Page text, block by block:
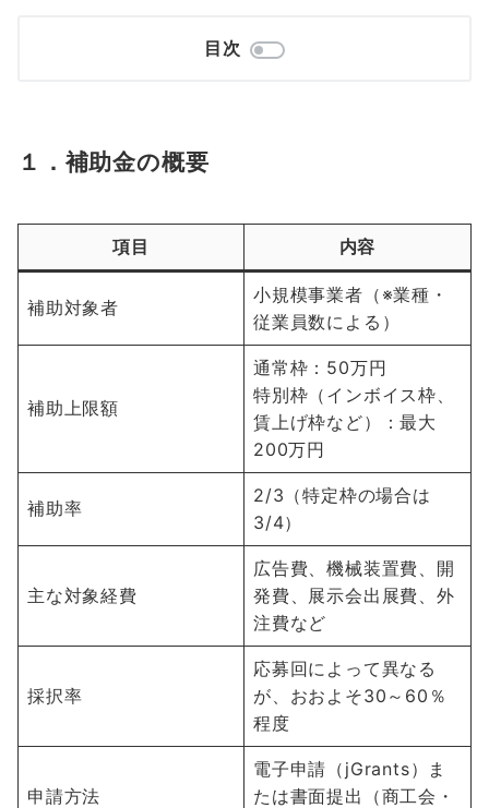
目次
１．補助金の概要
項目 内容
補助対象者
小規模事業者（※業種・
従業員数による）
補助上限額
通常枠：50万円
特別枠（インボイス枠、
賃上げ枠など）：最大
200万円
補助率
2/3（特定枠の場合は
3/4）
主な対象経費
広告費、機械装置費、開
発費、展示会出展費、外
注費など
採択率
応募回によって異なる
が、おおよそ30～60％
程度
申請方法
電子申請（jGrants）ま
たは書面提出（商工会・